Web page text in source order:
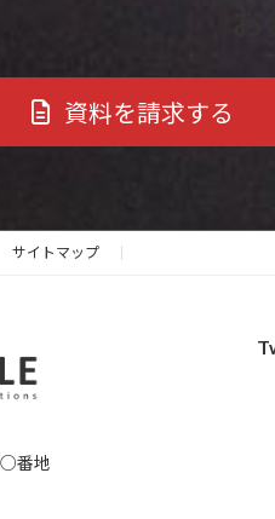
資料を請求する
サイトマップ
番地